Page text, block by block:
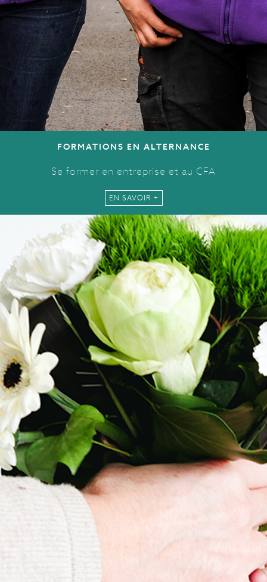
FORMATIONS EN ALTERNANCE
Se former en entreprise et au CFA
EN SAVOIR +